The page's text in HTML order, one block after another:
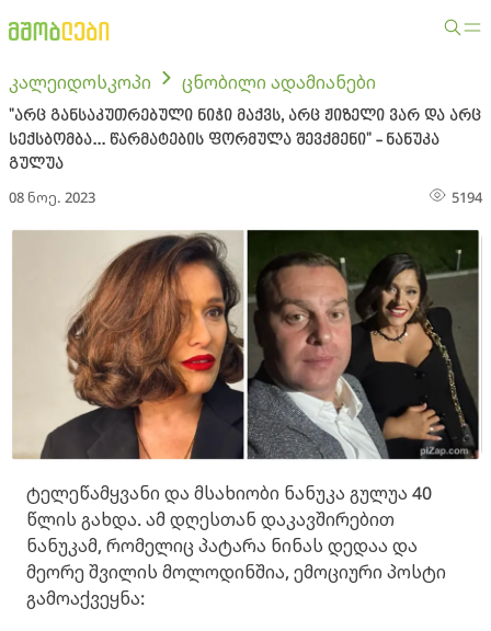
კალეიდოსკოპი ცნობილი ადამიანები
"არც განსაკუთრებული ნიჭი მაქვს, არც ჟიზელი ვარ და არც
სექსბომბა... წარმატების ფორმულა შევქმენი" - ნანუკა
გულუა
08 ნოე. 2023 5194
ტელეწამყვანი და მსახიობი ნანუკა გულუა 40
წლის გახდა. ამ დღესთან დაკავშირებით
ნანუკამ, რომელიც პატარა ნინას დედაა და
მეორე შვილის მოლოდინშია, ემოციური პოსტი
გამოაქვეყნა: